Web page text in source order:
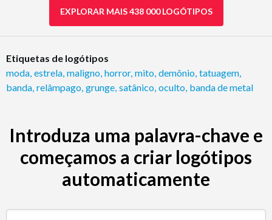
EXPLORAR MAIS 438 000 LOGÓTIPOS
Etiquetas de logótipos
moda estrela maligno horror, mito demônio tatuagem
banda relâmpago grunge satânico oculto banda de metal
Introduza uma palavra-chave e
começamos a criar logótipos
automaticamente